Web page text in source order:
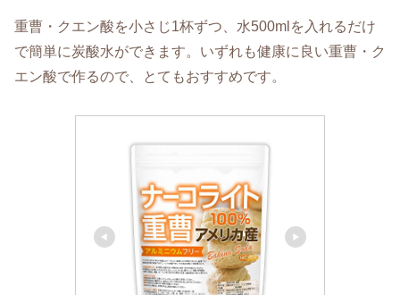
重曹・クエン酸を小さじ1杯ずつ、水500mlを入れるだけ
で簡単に炭酸水ができます。いずれも健康に良い重曹・ク
エン酸で作るので、とてもおすすめです。